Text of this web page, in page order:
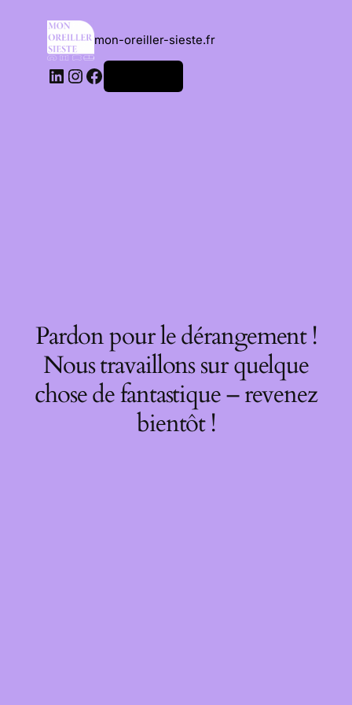
mon-oreiller-sieste.fr
Pardon pour le dérangement !
Nous travaillons sur quelque
chose de fantastique – revenez
bientôt !